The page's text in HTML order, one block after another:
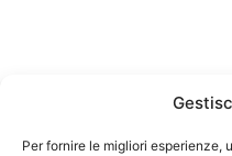
Per fornire le migliori